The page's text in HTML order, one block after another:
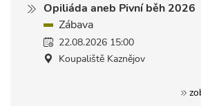
Opiliáda aneb Pivní běh 2026
Zábava
22.08.2026 15:00
Koupaliště Kaznějov